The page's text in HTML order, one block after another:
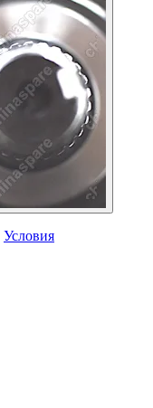
Условия